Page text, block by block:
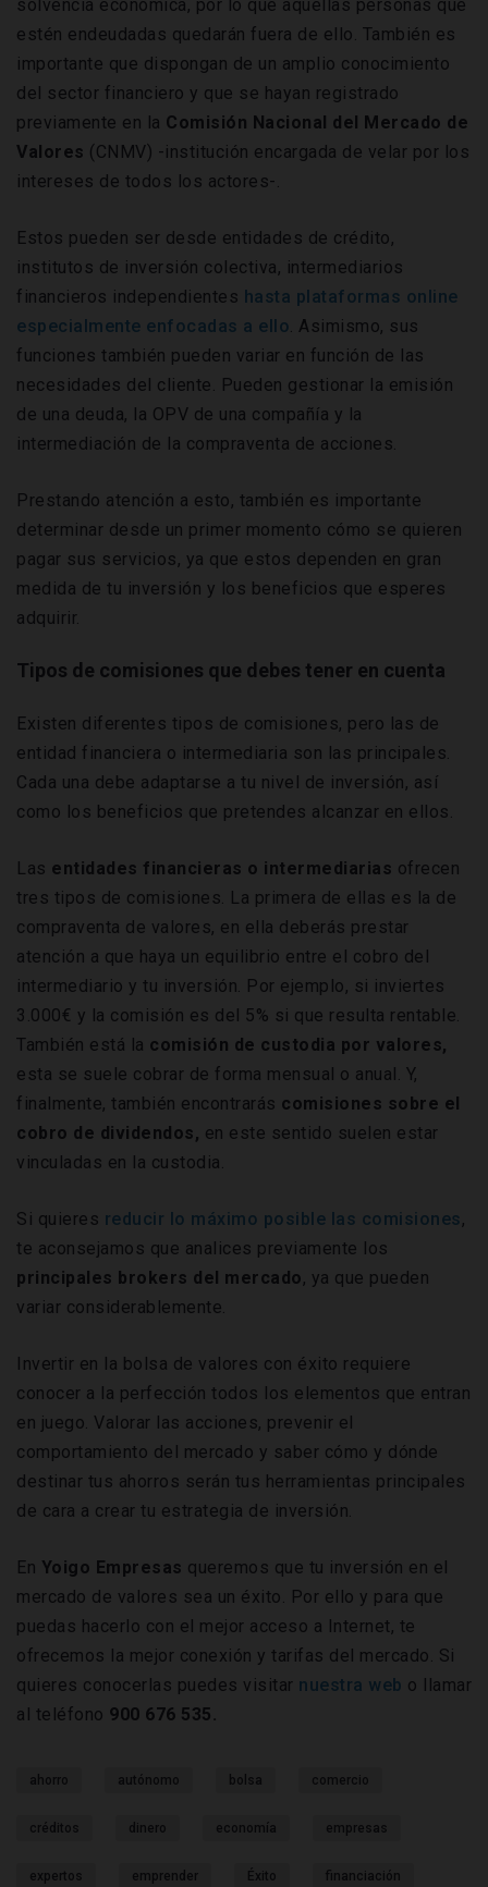
solvencia económica, por lo que aquellas personas que
estén endeudadas quedarán fuera de ello. También es
importante que dispongan de un amplio conocimiento
del sector financiero y que se hayan registrado
previamente en la Comisión Nacional del Mercado de
Valores (CNMV) -institución encargada de velar por los
intereses de todos los actores-.
Estos pueden ser desde entidades de crédito,
institutos de inversión colectiva, intermediarios
financieros independientes hasta plataformas online
especialmente enfocadas a ello. Asimismo, sus
funciones también pueden variar en función de las
necesidades del cliente. Pueden gestionar la emisión
de una deuda, la OPV de una compañía y la
intermediación de la compraventa de acciones.
Prestando atención a esto, también es importante
determinar desde un primer momento cómo se quieren
pagar sus servicios, ya que estos dependen en gran
medida de tu inversión y los beneficios que esperes
adquirir.
Tipos de comisiones que debes tener en cuenta
Existen diferentes tipos de comisiones, pero las de
entidad financiera o intermediaria son las principales.
Cada una debe adaptarse a tu nivel de inversión, así
como los beneficios que pretendes alcanzar en ellos.
Las entidades financieras o intermediarias ofrecen
tres tipos de comisiones. La primera de ellas es la de
compraventa de valores, en ella deberás prestar
atención a que haya un equilibrio entre el cobro del
intermediario y tu inversión. Por ejemplo, si inviertes
3.000€ y la comisión es del 5% si que resulta rentable.
También está la comisión de custodia por valores,
esta se suele cobrar de forma mensual o anual. Y,
finalmente, también encontrarás comisiones sobre el
cobro de dividendos, en este sentido suelen estar
vinculadas en la custodia.
Si quieres reducir lo máximo posible las comisiones,
te aconsejamos que analices previamente los
principales brokers del mercado, ya que pueden
variar considerablemente.
Invertir en la bolsa de valores con éxito requiere
conocer a la perfección todos los elementos que entran
en juego. Valorar las acciones, prevenir el
comportamiento del mercado y saber cómo y dónde
destinar tus ahorros serán tus herramientas principales
de cara a crear tu estrategia de inversión.
En Yoigo Empresas queremos que tu inversión en el
mercado de valores sea un éxito. Por ello y para que
puedas hacerlo con el mejor acceso a Internet, te
ofrecemos la mejor conexión y tarifas del mercado. Si
quieres conocerlas puedes visitar nuestra web o llamar
al teléfono 900 676 535.
ahorro autónomo bolsa comercio
créditos dinero economía empresas
expertos emprender Éxito financiación